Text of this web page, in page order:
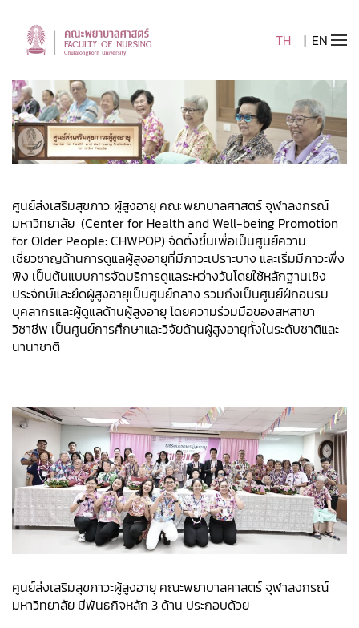
Skip to main content TH EN
ศูนย์ส่งเสริมสุขภาวะผู้สูงอายุ คณะพยาบาลศาสตร์ จุฬาลงกรณ์
มหาวิทยาลัย (Center for Health and Well-being Promotion
for Older People: CHWPOP) จัดตั้งขึ้นเพื่อเป็นศูนย์ความ
เชี่ยวชาญด้านการดูแลผู้สูงอายุที่มีภาวะเปราะบาง และเริ่มมีภาวะพึ่ง
พิง เป็นต้นแบบการจัดบริการดูแลระหว่างวันโดยใช้หลักฐานเชิง
ประจักษ์และยึดผู้สูงอายุเป็นศูนย์กลาง รวมถึงเป็นศูนย์ฝึกอบรม
บุคลากรและผู้ดูแลด้านผู้สูงอายุ โดยความร่วมมือของสหสาขา
วิชาชีพ เป็นศูนย์การศึกษาและวิจัยด้านผู้สูงอายุทั้งในระดับชาติและ
นานาชาติ
ศูนย์ส่งเสริมสุขภาวะผู้สูงอายุ คณะพยาบาลศาสตร์ จุฬาลงกรณ์
มหาวิทยาลัย มีพันธกิจหลัก 3ด้าน ประกอบด้วย